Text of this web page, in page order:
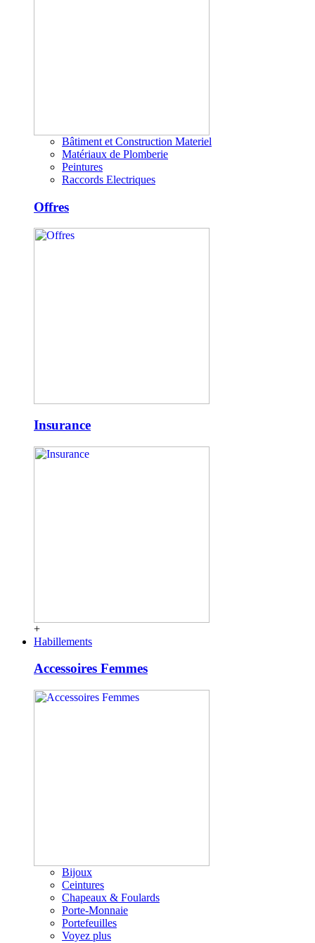
Bâtiment et Construction Materiel
Matériaux de Plomberie
Peintures
Raccords Electriques
Offres
Insurance
+
Habillements
Accessoires Femmes
Bijoux
Ceintures
Chapeaux & Foulards
Porte-Monnaie
Portefeuilles
Voyez plus